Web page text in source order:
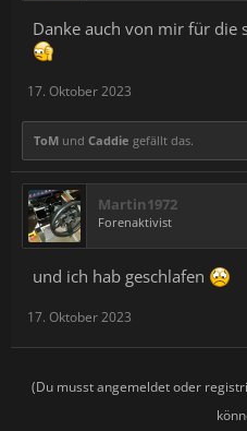
Danke auch von mir für die
17. Oktober 2023
ToM und Caddie gefällt das.
Martin1972
Forenaktivist
und ich hab geschlafen
17. Oktober 2023
(Du musst angemeldet oder